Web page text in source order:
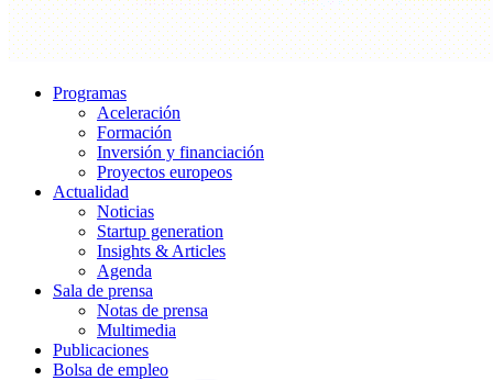
Programas
Aceleración
Formación
Inversión y financiación
Proyectos europeos
Actualidad
Noticias
Startup generation
Insights & Articles
Agenda
Sala de prensa
Notas de prensa
Multimedia
Publicaciones
Bolsa de empleo